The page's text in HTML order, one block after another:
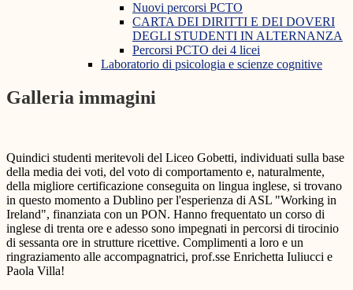
Nuovi percorsi PCTO
CARTA DEI DIRITTI E DEI DOVERI
DEGLI STUDENTI IN ALTERNANZA
Percorsi PCTO dei 4 licei
Laboratorio di psicologia e scienze cognitive
Galleria immagini
Quindici studenti meritevoli del Liceo Gobetti, individuati sulla base
della media dei voti, del voto di comportamento e, naturalmente,
della migliore certificazione conseguita on lingua inglese, si trovano
in questo momento a Dublino per l'esperienza di ASL "Working in
Ireland", finanziata con un PON. Hanno frequentato un corso di
inglese di trenta ore e adesso sono impegnati in percorsi di tirocinio
di sessanta ore in strutture ricettive. Complimenti a loro e un
ringraziamento alle accompagnatrici, prof.sse Enrichetta Iuliucci e
Paola Villa!